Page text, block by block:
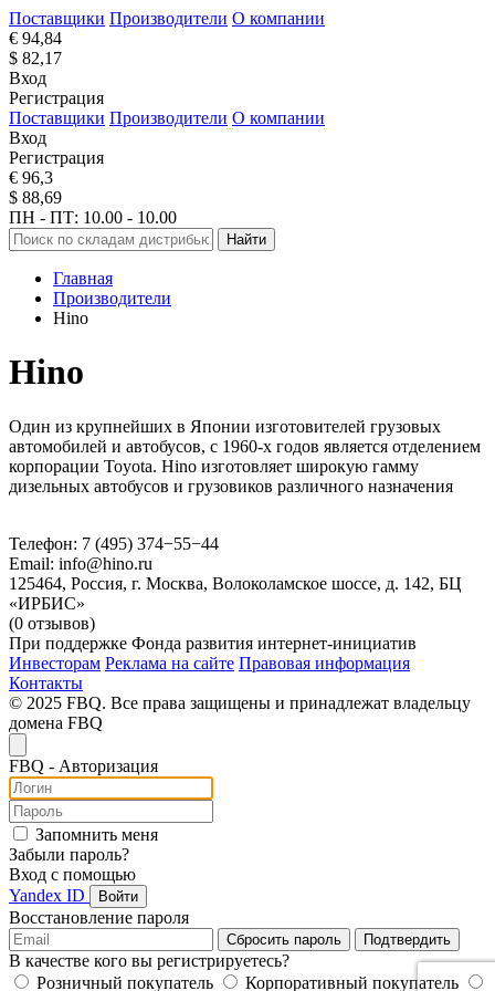
Поставщики Производители О компании
€ 94,84
$ 82,17
Вход
Регистрация
Поставщики Производители О компании
Вход
Регистрация
€ 96,3
$ 88,69
ПН - ПТ: 10.00 - 10.00
Найти
Главная
Производители
Hino
Hino
Один из крупнейших в Японии изготовителей грузовых
автомобилей и автобусов, с 1960-х годов является отделением
корпорации Toyota. Hino изготовляет широкую гамму
дизельных автобусов и грузовиков различного назначения
Телефон: 7 (495) 374−55−44
Email: info@hino.ru
125464, Россия, г. Москва, Волоколамское шоссе, д. 142, БЦ
«ИРБИС»
(0 отзывов)
При поддержке Фонда развития интернет-инициатив
Инвесторам Реклама на сайте Правовая информация
Контакты
© 2025 FBQ. Все права защищены и принадлежат владельцу
домена FBQ
FBQ - Авторизация
Запомнить меня
Забыли пароль?
Вход с помощью
Yandex ID
Войти
Восстановление пароля
Сбросить пароль Подтвердить
В качестве кого вы регистрируетесь?
Розничный покупатель
Корпоративный покупатель